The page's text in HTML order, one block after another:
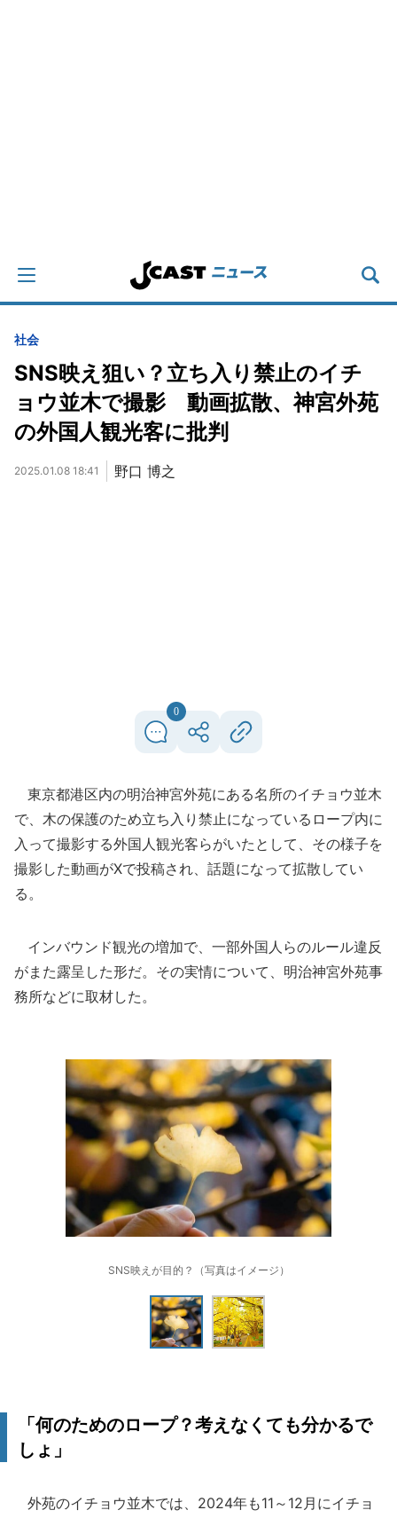
社会
SNS映え狙い？立ち入り禁止のイチ
ョウ並木で撮影 動画拡散、神宮外苑
の外国人観光客に批判
2025.01.08 18:41 野口 博之
0
東京都港区内の明治神宮外苑にある名所のイチョウ並木
で、木の保護のため立ち入り禁止になっているロープ内に
入って撮影する外国人観光客らがいたとして、その様子を
撮影した動画がXで投稿され、話題になって拡散してい
る。
インバウンド観光の増加で、一部外国人らのルール違反
がまた露呈した形だ。その実情について、明治神宮外苑事
務所などに取材した。
SNS映えが目的？（写真はイメージ）
「何のためのロープ？考えなくても分かるで
しょ」
外苑のイチョウ並木では、2024年も11～12月にイチョ